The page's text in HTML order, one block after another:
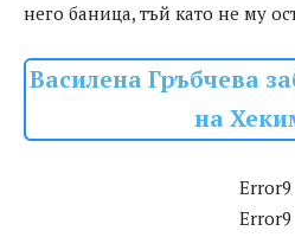
него баница, тъй като не му
Василена Гръбчева
на
Error9
Error9